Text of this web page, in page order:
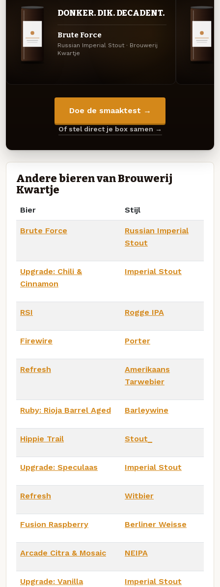
DONKER. DIK. DECADENT.
Brute Force
Russian Imperial Stout · Brouwerij
Kwartje
Doe de smaaktest →
Of stel direct je box samen →
Andere bieren van Brouwerij
Kwartje
Bier Stijl
Brute Force
Russian Imperial
Stout
Upgrade: Chili &
Cinnamon
Imperial Stout
RSI Rogge IPA
Firewire Porter
Refresh
Amerikaans
Tarwebier
Ruby: Rioja Barrel Aged Barleywine
Hippie Trail Stout_
Upgrade: Speculaas Imperial Stout
Refresh Witbier
Fusion Raspberry Berliner Weisse
Arcade Citra & Mosaic NEIPA
Upgrade: Vanilla Imperial Stout